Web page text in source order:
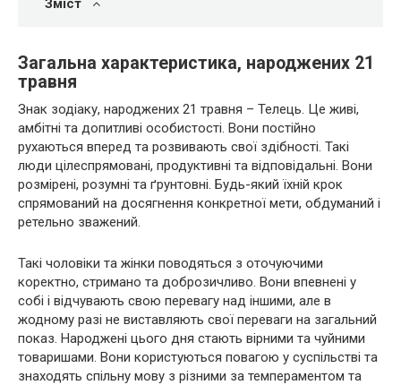
Зміст
Загальна характеристика, народжених 21
травня
Знак зодіаку, народжених 21 травня – Телець. Це живі,
амбітні та допитливі особистості. Вони постійно
рухаються вперед та розвивають свої здібності. Такі
люди цілеспрямовані, продуктивні та відповідальні. Вони
розмірені, розумні та ґрунтовні. Будь-який їхній крок
спрямований на досягнення конкретної мети, обдуманий і
ретельно зважений.
Такі чоловіки та жінки поводяться з оточуючими
коректно, стримано та доброзичливо. Вони впевнені у
собі і відчувають свою перевагу над іншими, але в
жодному разі не виставляють свої переваги на загальний
показ. Народжені цього дня стають вірними та чуйними
товаришами. Вони користуються повагою у суспільстві та
знаходять спільну мову з різними за темпераментом та